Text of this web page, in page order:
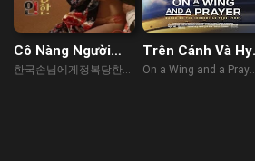
Cô Nàng Người
Nhật Xinh Đẹp Đã
한국손님에게정복당한일
Trên Cánh Và Hy
Vọng
On a Wing and a Prayer